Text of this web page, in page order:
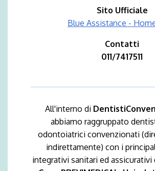
Sito Ufficiale
Blue Assistance -
Contatti
011/7417511
All'interno di
abbiamo raggruppato
odontoiatrici convenzionati
indirettamente) con i
integrativi sanitari ed assicurativi